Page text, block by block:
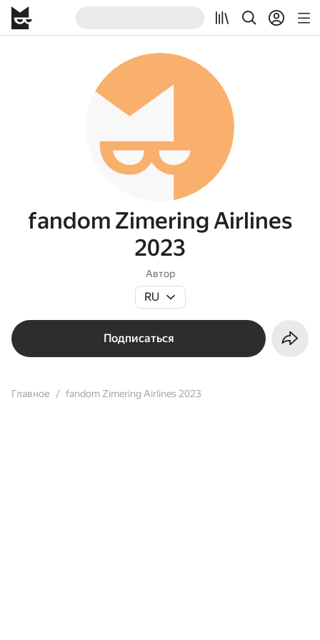
fandom Zimering Airlines
2023
Автор
RU
Подписаться
Главное fandom Zimering Airlines 2023